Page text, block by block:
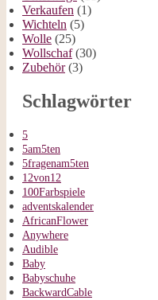
Verkaufen (1)
Wichteln (5)
Wolle (25)
Wollschaf(30)
Zubehör(3)
Schlagwörter
5
5am5ten
5fragenam5ten
12von12
100Farbspiele
adventskalender
AfricanFlower
Anywhere
Audible
Baby
Babyschuhe
BackwardCable